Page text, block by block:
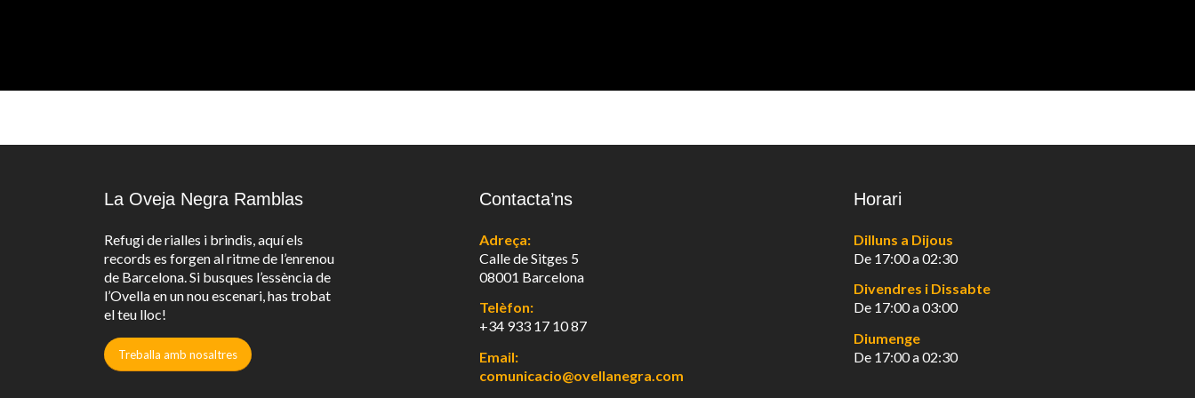
La Oveja Negra Ramblas
Refugi de rialles i brindis, aquí els
records es forgen al ritme de l’enrenou
de Barcelona. Si busques l’essència de
l’Ovella en un nou escenari, has trobat
el teu lloc!
Treballa amb nosaltres
Contacta’ns
Adreça:
Calle de Sitges 5
08001 Barcelona
Telèfon:
+34 933 17 10 87
Email:
comunicacio@ovellanegra.com
Horari
Dilluns a Dijous
De 17:00 a 02:30
Divendres i Dissabte
De 17:00 a 03:00
Diumenge
De 17:00 a 02:30